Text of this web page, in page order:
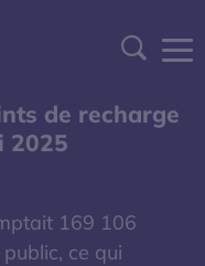
de recharge
2025
169 106
ce qui